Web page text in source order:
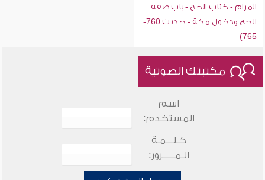
المرام - كتاب الحج - باب صفة
الحج ودخول مكة - حديث 760-
765)
مكتبتك الصوتية
اسم
المستخدم:
كـلـــمـة
الـمـــــرور: